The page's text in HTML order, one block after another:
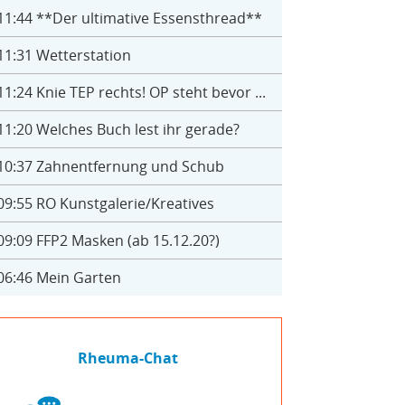
**Der ultimative Essensthread**
Wetterstation
Knie TEP rechts! OP steht bevor ...
Welches Buch lest ihr gerade?
Zahnentfernung und Schub
RO Kunstgalerie/Kreatives
FFP2 Masken (ab 15.12.20?)
Mein Garten
Rheuma-Chat